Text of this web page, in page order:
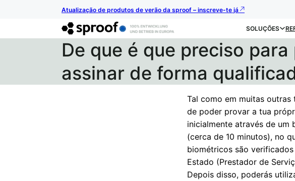
Atualização de produtos de verão da sproof – inscreve-te já
SOLUÇÕES
De que é que preciso
assinar de forma
Tal como em muitas
de poder provar a tua
inicialmente através de
(cerca de 10 minutos), no
biométricos são
Estado (Prestador de
Depois disso, poderás